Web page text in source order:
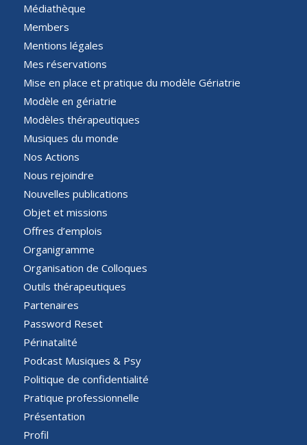
Médiathèque
Members
Mentions légales
Mes réservations
Mise en place et pratique du modèle Gériatrie
Modèle en gériatrie
Modèles thérapeutiques
Musiques du monde
Nos Actions
Nous rejoindre
Nouvelles publications
Objet et missions
Offres d’emplois
Organigramme
Organisation de Colloques
Outils thérapeutiques
Partenaires
Password Reset
Périnatalité
Podcast Musiques & Psy
Politique de confidentialité
Pratique professionnelle
Présentation
Profil